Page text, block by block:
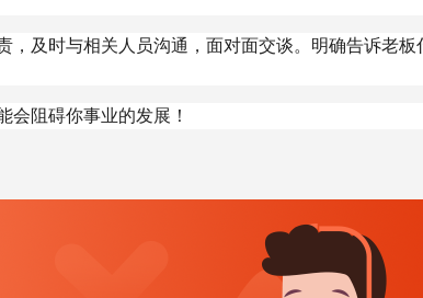
及时与相关人员沟通，面对面交谈。明确告诉老板
会阻碍你事业的发展！